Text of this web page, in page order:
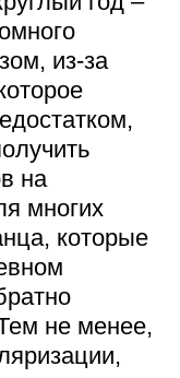
из-за
на
многих
которые
не менее,